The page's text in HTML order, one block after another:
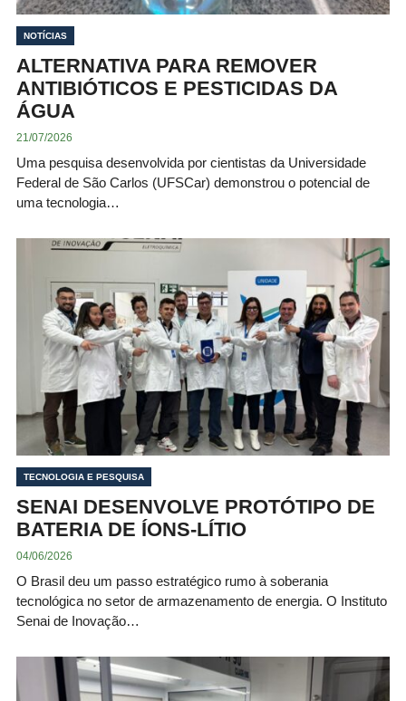
NOTÍCIAS
ALTERNATIVA PARA REMOVER
ANTIBIÓTICOS E PESTICIDAS DA
ÁGUA
21/07/2026
Uma pesquisa desenvolvida por cientistas da Universidade
Federal de São Carlos (UFSCar) demonstrou o potencial de
uma tecnologia…
TECNOLOGIA E PESQUISA
SENAI DESENVOLVE PROTÓTIPO DE
BATERIA DE ÍONS-LÍTIO
04/06/2026
O Brasil deu um passo estratégico rumo à soberania
tecnológica no setor de armazenamento de energia. O Instituto
Senai de Inovação…